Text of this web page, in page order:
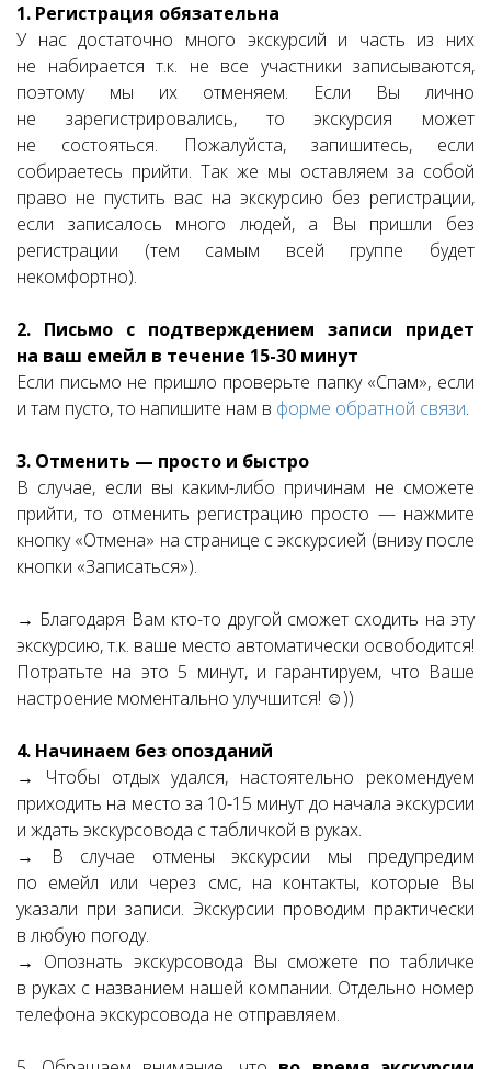
1. Регистрация обязательна
У нас достаточно много экскурсий и часть из них
не набирается т.к. не все участники записываются,
поэтому мы их отменяем. Если Вы лично
не зарегистрировались, то экскурсия может
не состояться. Пожалуйста, запишитесь, если
собираетесь прийти. Так же мы оставляем за собой
право не пустить вас на экскурсию без регистрации,
если записалось много людей, а Вы пришли без
регистрации (тем самым всей группе будет
некомфортно).
2. Письмо с подтверждением записи придет
на ваш емейл в течение 15-30 минут
Если письмо не пришло проверьте папку «Спам», если
и там пусто, то напишите нам в форме обратной связи.
3. Отменить — просто и быстро
В случае, если вы каким-либо причинам не сможете
прийти, то отменить регистрацию просто — нажмите
кнопку «Отмена» на странице с экскурсией (внизу после
кнопки «Записаться»).
→ Благодаря Вам кто-то другой сможет сходить на эту
экскурсию, т.к. ваше место автоматически освободится!
Потратьте на это 5 минут, и гарантируем, что Ваше
настроение моментально улучшится! ☺))
4. Начинаем без опозданий
→ Чтобы отдых удался, настоятельно рекомендуем
приходить на место за 10-15 минут до начала экскурсии
и ждать экскурсовода с табличкой в руках.
→ В случае отмены экскурсии мы предупредим
по емейл или через смс, на контакты, которые Вы
указали при записи. Экскурсии проводим практически
в любую погоду.
→ Опознать экскурсовода Вы сможете по табличке
в руках с названием нашей компании. Отдельно номер
телефона экскурсовода не отправляем.